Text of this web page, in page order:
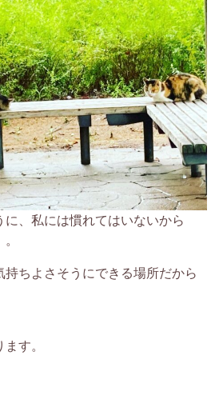
、私には慣れてはいないから
ちよさそうにできる場所だから
す。